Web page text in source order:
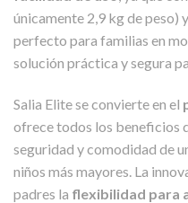
únicamente 2,9 kg de peso)
perfecto para familias en
solución práctica y segura
Salia Elite se convierte en el
ofrece todos los beneficios
seguridad y comodidad de
niños más mayores. La
padres la flexibilidad para